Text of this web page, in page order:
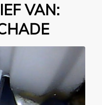
VAN: